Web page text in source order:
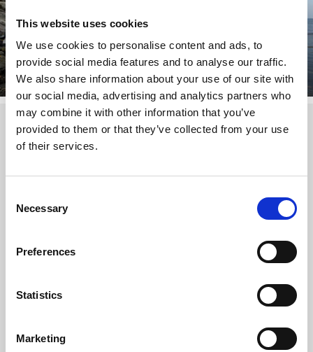
This website uses cookies
We use cookies to personalise content and ads, to
provide social media features and to analyse our traffic.
We also share information about your use of our site with
our social media, advertising and analytics partners who
may combine it with other information that you’ve
provided to them or that they’ve collected from your use
of their services.
Selection
Necessary
Preferences
Statistics
Marketing
10 snabba fakta om plast
Läs mer
5 fakta om skräp i havet
Fem badkar med skräp – så mycket skräp spolas det upp
Det tar cirka 200–500 år för en aluminiumburk att brytas
ner av naturen. Motsvarande tid för en glasburk är en
94% av all plats i havet syns inte, för det sjunker till
havsbotten efter ett tag.
mindre bitar och blir till slut mikroplast. Ingen vet hur
riktigt hur länge plasten stannar kvar i naturen - men det
Allt material som hamnar i havet, som inte ska finnas där,